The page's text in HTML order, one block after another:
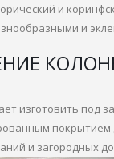
и
и
изготовить под
покрытием
и загородных